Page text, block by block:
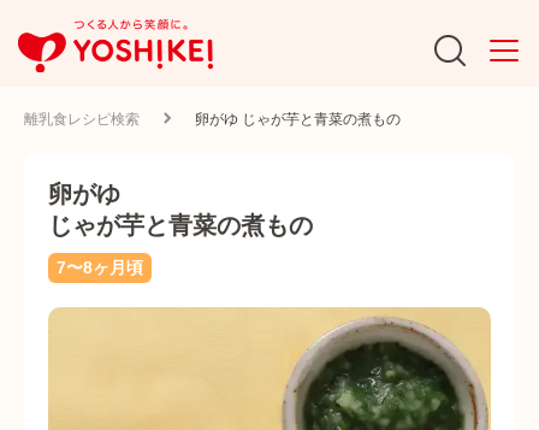
離乳食レシピ検索 卵がゆ じゃが芋と青菜の煮もの
卵がゆ
じゃが芋と青菜の煮もの
7〜8ヶ月頃